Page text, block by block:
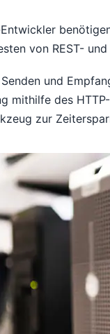
von REST-
und
mithilfe des
zur